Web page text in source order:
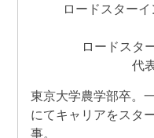
ロードスター
ロードスタ
代
東京大学農学部卒。
にてキャリアをスタ
事。